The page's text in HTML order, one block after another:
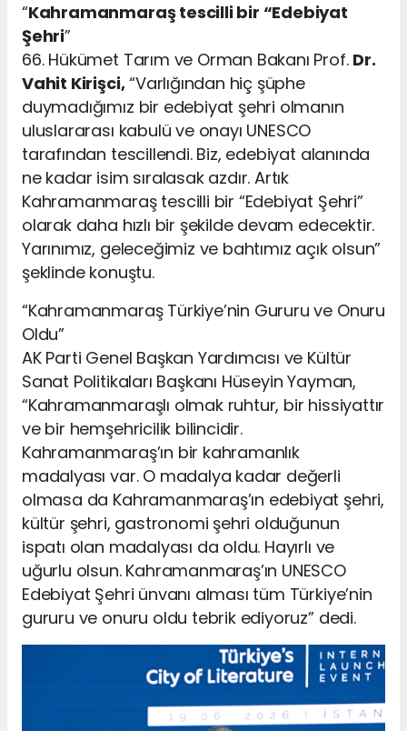
“Kahramanmaraş tescilli bir “Edebiyat
Şehri”
66. Hükümet Tarım ve Orman Bakanı Prof. Dr.
Vahit Kirişci,“Varlığından hiç şüphe
duymadığımız bir edebiyat şehri olmanın
uluslararası kabulü ve onayı UNESCO
tarafından tescillendi. Biz, edebiyat alanında
ne kadar isim sıralasak azdır. Artık
Kahramanmaraş tescilli bir “Edebiyat Şehri”
olarak daha hızlı bir şekilde devam edecektir.
Yarınımız, geleceğimiz ve bahtımız açık olsun”
şeklinde konuştu.
“Kahramanmaraş Türkiye’nin Gururu ve Onuru
Oldu”
AK Parti Genel Başkan Yardımcısı ve Kültür
Sanat Politikaları Başkanı Hüseyin Yayman,
“Kahramanmaraşlı olmak ruhtur, bir hissiyattır
ve bir hemşehricilik bilincidir.
Kahramanmaraş’ın bir kahramanlık
madalyası var. O madalya kadar değerli
olmasa da Kahramanmaraş’ın edebiyat şehri,
kültür şehri, gastronomi şehri olduğunun
ispatı olan madalyası da oldu. Hayırlı ve
uğurlu olsun. Kahramanmaraş’ın UNESCO
Edebiyat Şehri ünvanı alması tüm Türkiye’nin
gururu ve onuru oldu tebrik ediyoruz” dedi.